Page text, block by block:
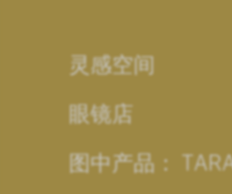
灵感空间
眼镜店
图中产品：